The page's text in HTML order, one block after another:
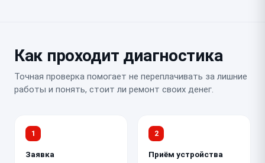
Как проходит диагностика
Точная проверка помогает не переплачивать за лишние
работы и понять, стоит ли ремонт своих денег.
1
Заявка
2
Приём устройства